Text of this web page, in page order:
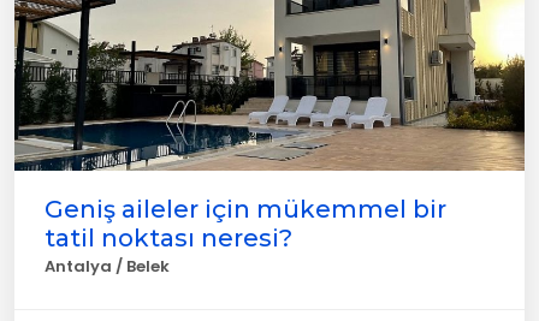
Geniş aileler için mükemmel bir
tatil noktası neresi?
Antalya / Belek